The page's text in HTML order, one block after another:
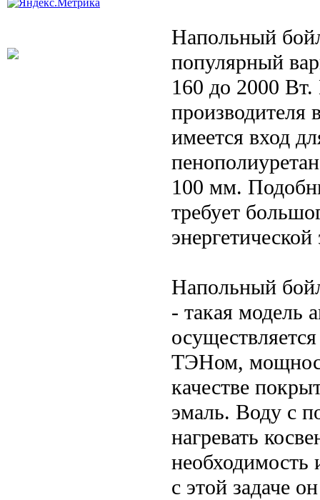
Напольный
популярный
160 до 2000 Вт.
производителя
имеется вход
100 мм.
требует
Напольный
- такая модель
ТЭНом,
качестве
эмаль. Воду с
нагревать
необходимость
с этой задаче